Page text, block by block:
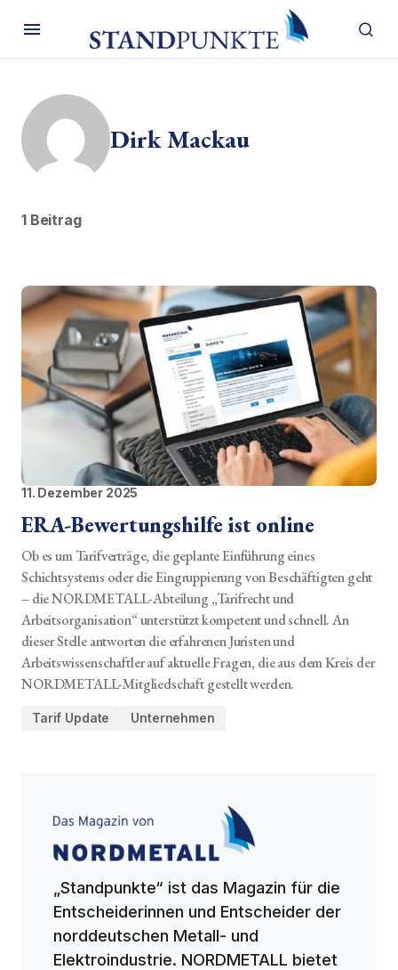
Dirk Mackau
1 Beitrag
11. Dezember 2025
ERA-Bewertungshilfe ist online
Ob es um Tarifverträge, die geplante Einführung eines
Schichtsystems oder die Eingruppierung von Beschäftigten geht
– die NORDMETALL-Abteilung „Tarifrecht und
Arbeitsorganisation“ unterstützt kompetent und schnell. An
dieser Stelle antworten die erfahrenen Juristen und
Arbeitswissenschaftler auf aktuelle Fragen, die aus dem Kreis der
NORDMETALL-Mitgliedschaft gestellt werden.
Tarif Update Unternehmen
„Standpunkte“ ist das Magazin für die
Entscheiderinnen und Entscheider der
norddeutschen Metall- und
Elektroindustrie. NORDMETALL bietet